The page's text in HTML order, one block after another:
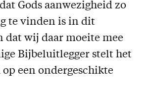
Gods aanwezigheid zo
te vinden is in dit
dat wij daar moeite mee
Bijbeluitlegger stelt het
op een ondergeschikte